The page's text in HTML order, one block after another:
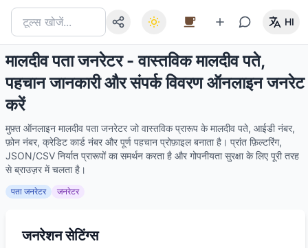
HI
मालदीव पता जनरेटर - वास्तविक मालदीव पते,
पहचान जानकारी और संपर्क विवरण ऑनलाइन जनरेट
करें
मुफ़्त ऑनलाइन मालदीव पता जनरेटर जो वास्तविक प्रारूप के मालदीव पते, आईडी नंबर,
फ़ोन नंबर, क्रेडिट कार्ड नंबर और पूर्ण पहचान प्रोफ़ाइल बनाता है। प्रांत फ़िल्टरिंग,
JSON/CSV निर्यात प्रारूपों का समर्थन करता है और गोपनीयता सुरक्षा के लिए पूरी तरह
से ब्राउज़र में चलता है।
पता जनरेटर जनरेटर
जनरेशन सेटिंग्स